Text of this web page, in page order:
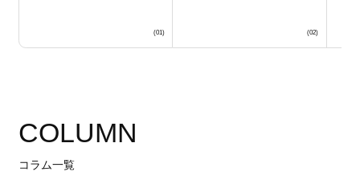
COLUMN
コラム一覧